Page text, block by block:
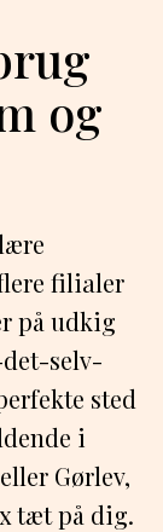
og
filialer
på udkig
selv-
sted
i
Gørlev,
tæt på dig.